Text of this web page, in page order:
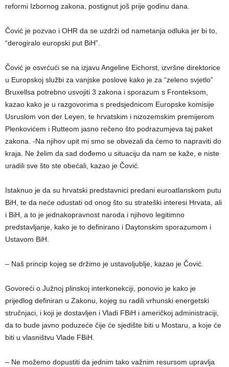
reformi Izbornog zakona, postignut još prije godinu dana.
Čović je pozvao i OHR da se uzdrži od nametanja odluka jer bi to,
“derogiralo europski put BiH”.
Čović je osvrćući se na izjavu Angeline Eichorst, izvršne direktorice
u Europskoj službi za vanjske poslove kako je za “zeleno svjetlo”
Bruxellsa potrebno usvojiti 3 zakona i sporazum s Fronteksom,
kazao kako je u razgovorima s predsjednicom Europske komisije
Usruslom von der Leyen, te hrvatskim i nizozemskim premijerom
Plenkovićem i Rutteom jasno rečeno što podrazumjeva taj paket
zakona. -Na njihov upit mi smo se obvezali da ćemo to napraviti do
kraja. Ne želim da sad dođemo u situaciju da nam se kaže, e niste
uradili sve što ste obećali, kazao je Čović.
Istaknuo je da su hrvatski predstavnici predani euroatlanskom putu
BiH, te da neće odustati od onog što su strateški interesi Hrvata, ali
i BiH, a to je jednakopravnost naroda i njihovo legitimno
predstavljanje, kako je to definirano i Daytonskim sporazumom i
Ustavom BiH.
– Naš princip kojeg se držimo je ustavoljublje, kazao je Čović.
Govoreći o Južnoj plinskoj interkonekciji, ponovio je kako je
prijedlog definiran u Zakonu, kojeg su radili vrhunski energetski
stručnjaci, i koji je dostavljen i Vladi FBiH i američkoj administraciji,
da to bude javno poduzeće čije će sjedište biti u Mostaru, a koje će
biti u vlasništvu Vlade FBiH.
– Ne možemo dopustiti da jednim tako važnim resursom upravlja